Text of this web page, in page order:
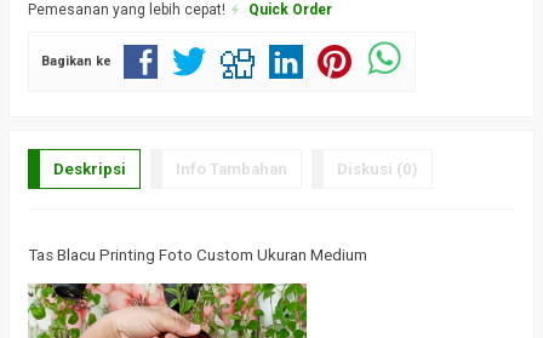
Pemesanan yang lebih cepat! Quick Order
Bagikan ke
Deskripsi Info Tambahan Diskusi (0)
Tas Blacu Printing Foto Custom Ukuran Medium